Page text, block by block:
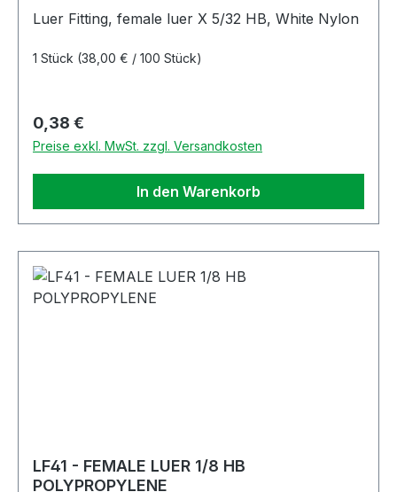
Luer Fitting, female luer X 5/32 HB, White Nylon
1 Stück (38,00 € / 100 Stück)
Regulärer Preis:
0,38 €
Preise exkl. MwSt. zzgl. Versandkosten
In den Warenkorb
LF41 - FEMALE LUER 1/8 HB
POLYPROPYLENE